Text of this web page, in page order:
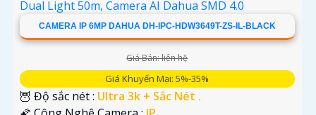
CAMERA IP 6MP DAHUA DH-IPC-HDW3649T-ZS-IL-BLACK
Giá Bán: liên hệ
Giá Khuyến Mại: 5%-35%
🦉 Độ sắc nét : Ultra 3k + Sắc Nét .